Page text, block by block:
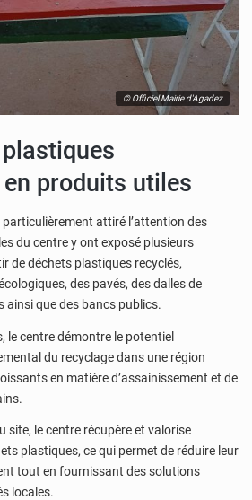
© Officiel Mairie d'Agadez
produits utiles
particulièrement attiré l’attention des
du centre y ont exposé plusieurs
de déchets plastiques recyclés,
des pavés, des dalles de
ainsi que des bancs publics.
le centre démontre le potentiel
du recyclage dans une région
en matière d’assainissement et de
site, le centre récupère et valorise
plastiques, ce qui permet de réduire leur
tout en fournissant des solutions
locales.